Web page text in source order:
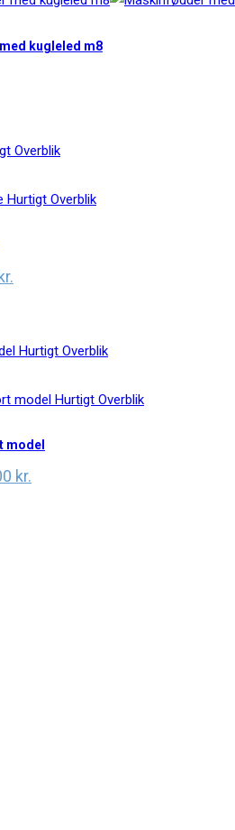
kugleled m8
Overblik
Hurtigt Overblik
price
Hurtigt Overblik
Hurtigt Overblik
model
kr..
kr.
price